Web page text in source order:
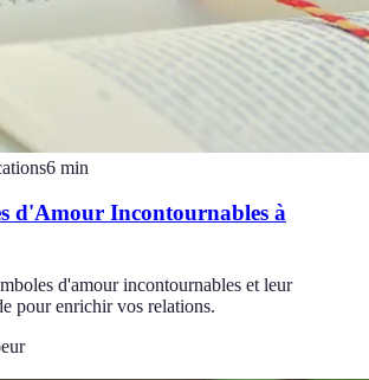
6 min
d'Amour Incontournables à
d'amour incontournables et leur
pour enrichir vos relations.